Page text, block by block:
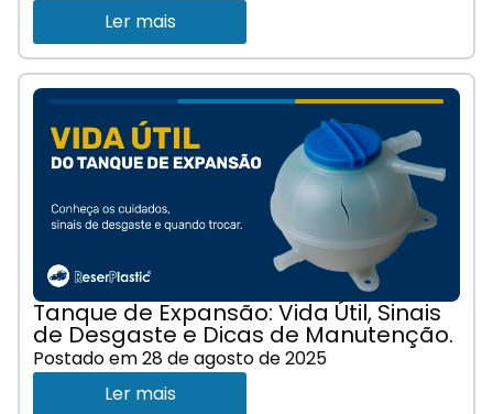
Ler mais
Tanque de Expansão: Vida Útil, Sinais
de Desgaste e Dicas de Manutenção.
Postado em28 de agosto de 2025
Ler mais